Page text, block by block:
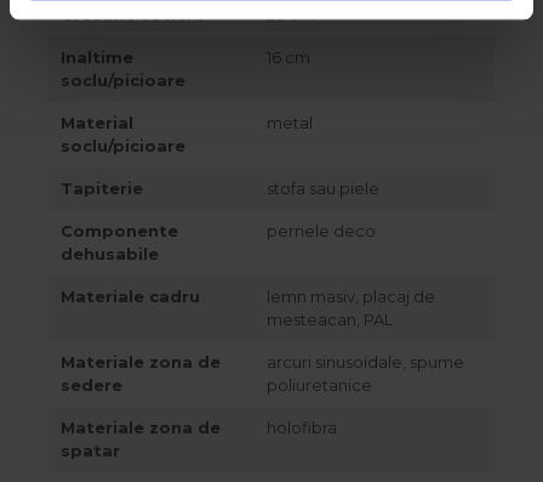
Grosime cotiere 23 cm
Inaltime
soclu/picioare
16 cm
Material
soclu/picioare
metal
Tapiterie stofa sau piele
Componente
dehusabile
pernele deco
Materiale cadru
lemn masiv, placaj de
mesteacan, PAL
Materiale zona de
sedere
arcuri sinusoidale, spume
poliuretanice
Materiale zona de
spatar
holofibra